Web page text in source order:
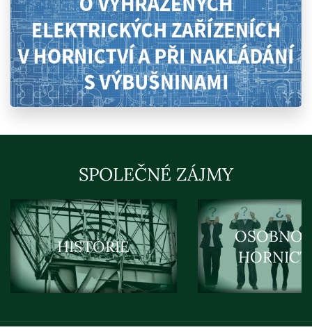
SPOLEČNÉ ZÁJMY
HISTORIE